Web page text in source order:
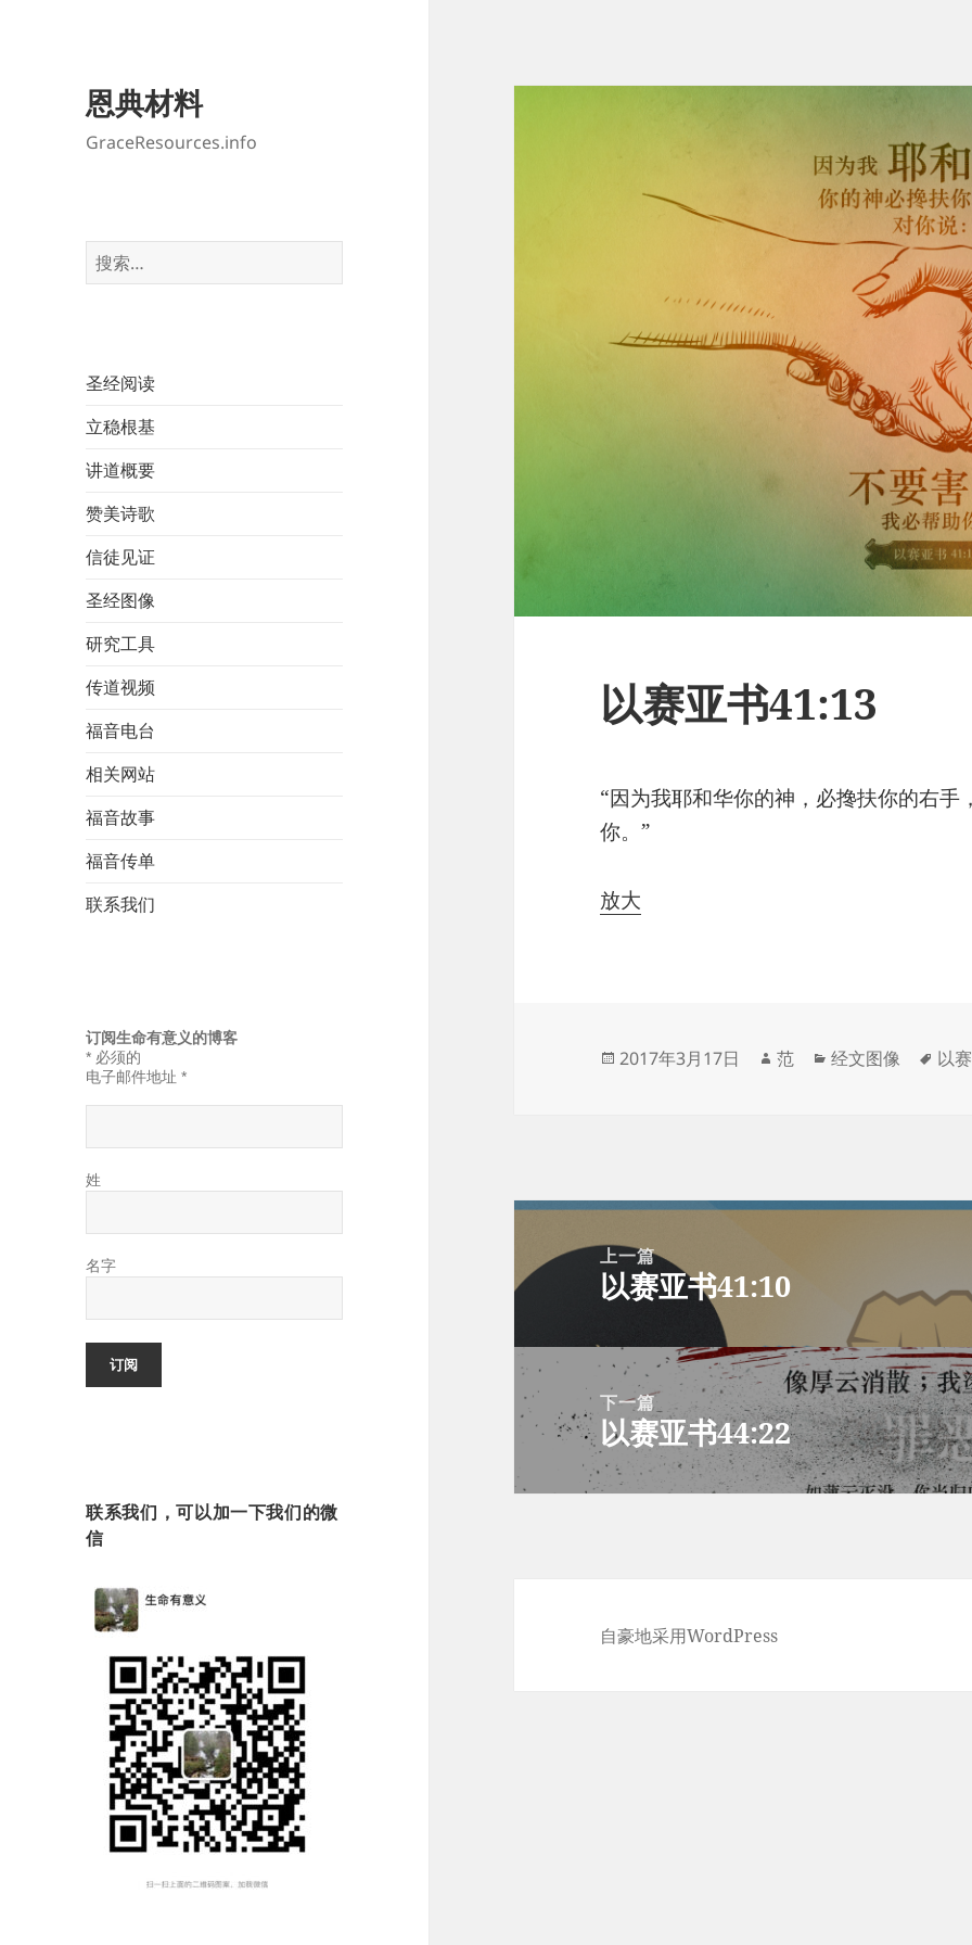
恩典材料
GraceResources.info
搜
索：
圣经阅读
立稳根基
讲道概要
赞美诗歌
信徒见证
圣经图像
研究工具
传道视频
福音电台
相关网站
福音故事
福音传单
联系我们
订阅生命有意义的博客
* 必须的
电子邮件地址*
姓
名字
联系我们，可以加一下我们的微
信
以赛亚书41:13
“因为我耶和华你的神，必搀扶你的右
你。”
放大
发
2017年3月17日
作
范
分
经文图像
标
以
文
导
上一篇
上
文
章：
以赛亚书41:10
下一篇
下
篇
文
以赛亚书44:22
自豪地采用WordPress